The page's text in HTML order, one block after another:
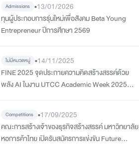
Admissions •13/01/2026
ทุนผู้ประกอบการรุ่นใหม่เพื่อสังคม Beta Young
Entrepreneur ปีการศึกษา 2569
ไม่มีหมวดหมู่ •14/11/2025
FINE 2025 จุดประกายความคิดสร้างสรรค์ด้วย
พลัง AI ในงาน UTCC Academic Week 2025
Competitions •17/09/2025
คณะการสร้างเจ้าของธุรกิจสร้างสรรค์ มหาวิทยาลัย
หอการค้าไทย เปิดรับสมัครการแข่งขัน Future